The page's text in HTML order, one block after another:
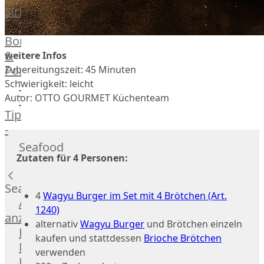
Veire
F1
Wagyu
Beef
Schwein
Ibérico
Schwein
Joselito
Ibérico
70%
Bellota
Garimori
Ibérico
35%
Bellota
LiVar
Schweinefleisch
Mangalitza
Sirloin
T-
Bone
&
Porterhouse
Tomahawk
Tri
Tip
-
Bürgermeisterstück
Bäckchen
Tender
Special
Cuts
Rippchen
Teilstücke
Seafood
Seafood
Alle
anzeigen
Fisch
Meeresfrüchte
weitere Infos
Zubereitungszeit: 45 Minuten
Schwierigkeit: leicht
Autor: OTTO GOURMET Küchenteam
Zutaten für 4 Personen:
4Wagyu Burger im Set mit 4 Brötchen (Art.
1240)
alternativWagyu Burger und Brötchen einzeln
kaufen und stattdessen Brioche Brötchen
verwenden